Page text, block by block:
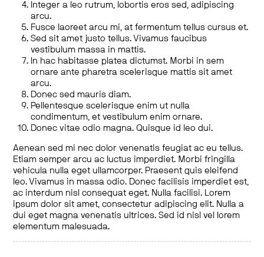
Integer a leo rutrum, lobortis eros sed, adipiscing
arcu.
Fusce laoreet arcu mi, at fermentum tellus cursus et.
Sed sit amet justo tellus. Vivamus faucibus
vestibulum massa in mattis.
In hac habitasse platea dictumst. Morbi in sem
ornare ante pharetra scelerisque mattis sit amet
arcu.
Donec sed mauris diam.
Pellentesque scelerisque enim ut nulla
condimentum, et vestibulum enim ornare.
Donec vitae odio magna. Quisque id leo dui.
Aenean sed mi nec dolor venenatis feugiat ac eu tellus.
Etiam semper arcu ac luctus imperdiet. Morbi fringilla
vehicula nulla eget ullamcorper. Praesent quis eleifend
leo. Vivamus in massa odio. Donec facilisis imperdiet est,
ac interdum nisl consequat eget. Nulla facilisi. Lorem
ipsum dolor sit amet, consectetur adipiscing elit. Nulla a
dui eget magna venenatis ultrices. Sed id nisl vel lorem
elementum malesuada.